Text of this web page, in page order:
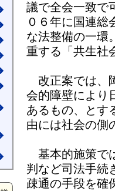
議で全会一致で
０６年に国連総
な法整備の一環
重する「共生社
改正案では、
会的障壁により
あるもの、とす
由には社会の側
基本的施策で
判など司法手続
疎通の手段を確